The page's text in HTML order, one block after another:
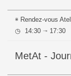
Rendez-vous
14:30 ⇥ 17:30
MetAt -